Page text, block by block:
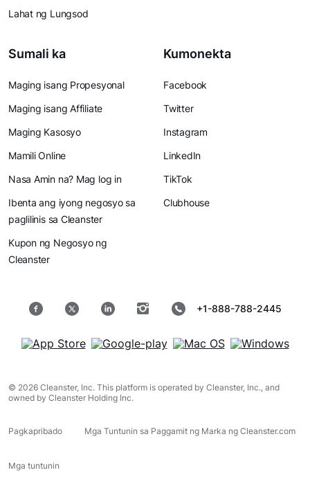
Lahat ng Lungsod
Sumali ka
Maging isang Propesyonal
Maging isang Affiliate
Maging Kasosyo
Mamili Online
Nasa Amin na? Mag log in
Ibenta ang iyong negosyo sa
paglilinis sa Cleanster
Kupon ng Negosyo ng
Cleanster
Kumonekta
Facebook
Twitter
Instagram
LinkedIn
TikTok
Clubhouse
+1-888-788-2445
© 2026 Cleanster, Inc. This platform is operated by Cleanster, Inc., and
owned by Cleanster Holding Inc.
Pagkapribado Mga Tuntunin sa Paggamit ng Marka ng Cleanster.com
Mga tuntunin